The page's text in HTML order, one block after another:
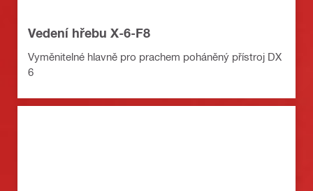
Vedení hřebu X-6-F8
Vyměnitelné hlavně pro prachem poháněný přístroj DX
6